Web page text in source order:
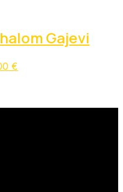
Gajevi
€